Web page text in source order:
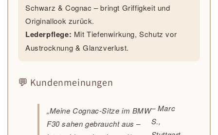
Schwarz & Cognac – bringt Griffigkeit und
Originallook zurück.
Lederpflege: Mit Tiefenwirkung, Schutz vor
Austrocknung & Glanzverlust.
💬 Kundenmeinungen
„Meine Cognac-Sitze im BMW
F30 sahen gebraucht aus –
– Marc
S.,